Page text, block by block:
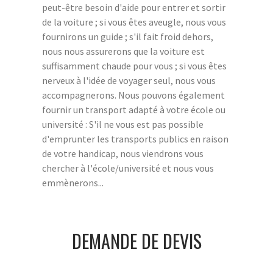
peut-être besoin d'aide pour entrer et sortir
de la voiture ; si vous êtes aveugle, nous vous
fournirons un guide ; s'il fait froid dehors,
nous nous assurerons que la voiture est
suffisamment chaude pour vous ; si vous êtes
nerveux à l'idée de voyager seul, nous vous
accompagnerons. Nous pouvons également
fournir un transport adapté à votre école ou
université : S'il ne vous est pas possible
d'emprunter les transports publics en raison
de votre handicap, nous viendrons vous
chercher à l'école/université et nous vous
emmènerons...
DEMANDE DE DEVIS